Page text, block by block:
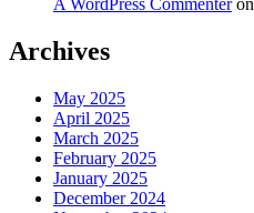
Archives
May 2025
April 2025
March 2025
February 2025
January 2025
December 2024